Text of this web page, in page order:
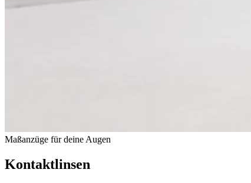
Maßanzüge für deine Augen
Kontaktlinsen